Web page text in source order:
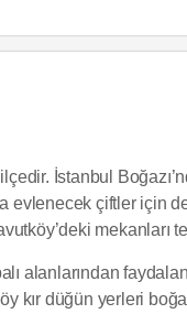
İstanbul
evlenecek çiftler için
mekanları
alanlarından
kır düğün yerleri